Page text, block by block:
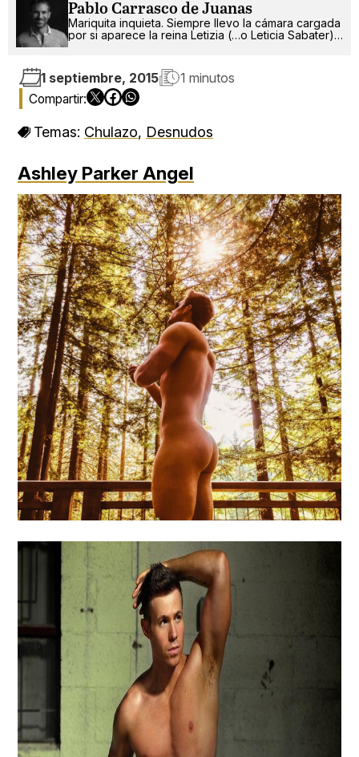
Pablo Carrasco de Juanas
Mariquita inquieta. Siempre llevo la cámara cargada
por si aparece la reina Letizia (…o Leticia Sabater).
1 septiembre, 2015 1 minutos
Temas: Chulazo, Desnudos
Ashley Parker Angel